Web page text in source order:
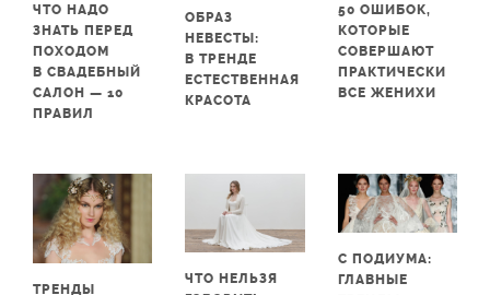
ЧТО НАДО
ЗНАТЬ ПЕРЕД
ПОХОДОМ
В СВАДЕБНЫЙ
САЛОН — 10
ПРАВИЛ
ОБРАЗ
НЕВЕСТЫ:
В ТРЕНДЕ
ЕСТЕСТВЕННАЯ
КРАСОТА
50 ОШИБОК,
КОТОРЫЕ
СОВЕРШАЮТ
ПРАКТИЧЕСКИ
ВСЕ ЖЕНИХИ
ТРЕНДЫ
ЧТО НЕЛЬЗЯ
С ПОДИУМА:
ГЛАВНЫЕ